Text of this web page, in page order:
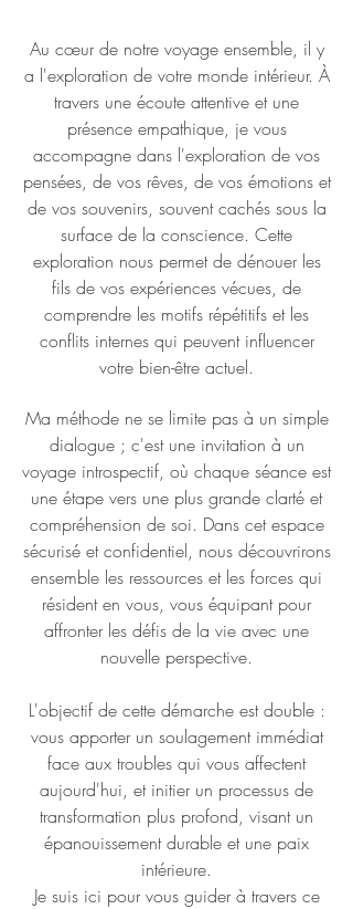
Au cœur de notre voyage ensemble, il y
a l'exploration de votre monde intérieur. À
travers une écoute attentive et une
présence empathique, je vous
accompagne dans l'exploration de vos
pensées, de vos rêves, de vos émotions et
de vos souvenirs, souvent cachés sous la
surface de la conscience. Cette
exploration nous permet de dénouer les
fils de vos expériences vécues, de
comprendre les motifs répétitifs et les
conflits internes qui peuvent influencer
votre bien-être actuel.
Ma méthode ne se limite pas à un simple
dialogue ; c'est une invitation à un
voyage introspectif, où chaque séance est
une étape vers une plus grande clarté et
compréhension de soi. Dans cet espace
sécurisé et confidentiel, nous découvrirons
ensemble les ressources et les forces qui
résident en vous, vous équipant pour
affronter les défis de la vie avec une
nouvelle perspective.
L'objectif de cette démarche est double :
vous apporter un soulagement immédiat
face aux troubles qui vous affectent
aujourd'hui, et initier un processus de
transformation plus profond, visant un
épanouissement durable et une paix
intérieure.
Je suis ici pour vous guider à travers ce